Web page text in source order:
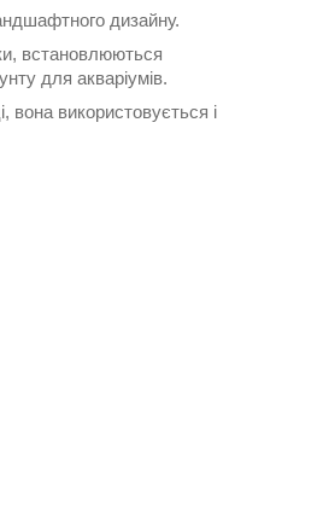
дизайну.
встановлюються
для акваріумів.
використовується і